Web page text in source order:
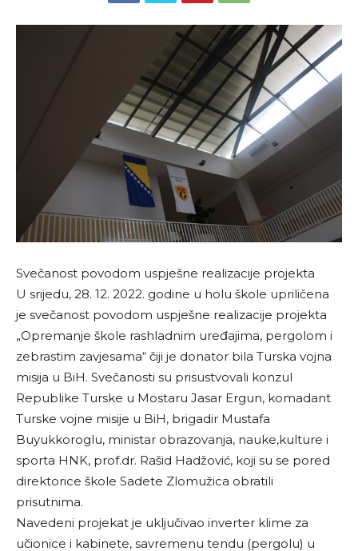
Svečanost povodom uspješne realizacije projekta
U srijedu, 28. 12. 2022. godine u holu škole upriličena
je svečanost povodom uspješne realizacije projekta
„Opremanje škole rashladnim uređajima, pergolom i
zebrastim zavjesama“ čiji je donator bila Turska vojna
misija u BiH. Svečanosti su prisustvovali konzul
Republike Turske u Mostaru Jasar Ergun, komadant
Turske vojne misije u BiH, brigadir Mustafa
Buyukkoroglu, ministar obrazovanja, nauke,kulture i
sporta HNK, prof.dr. Rašid Hadžović, koji su se pored
direktorice škole Sadete Zlomužica obratili
prisutnima.
Navedeni projekat je uključivao inverter klime za
učionice i kabinete, savremenu tendu (pergolu) u